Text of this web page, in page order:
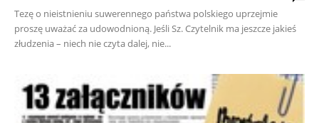
Tezę o nieistnieniu suwerennego państwa polskiego uprzejmie
proszę uważać za udowodnioną. Jeśli Sz. Czytelnik ma jeszcze jakieś
złudzenia – niech nie czyta dalej, nie...